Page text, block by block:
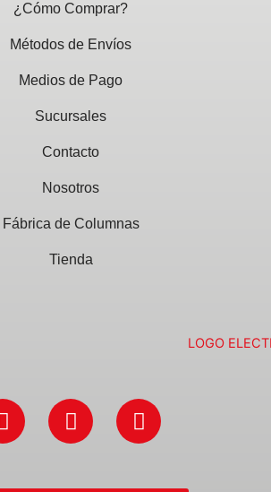
¿Cómo Comprar?
Métodos de Envíos
Medios de Pago
Sucursales
Contacto
Nosotros
Fábrica de Columnas
Tienda
FacebookInstagramYoutube